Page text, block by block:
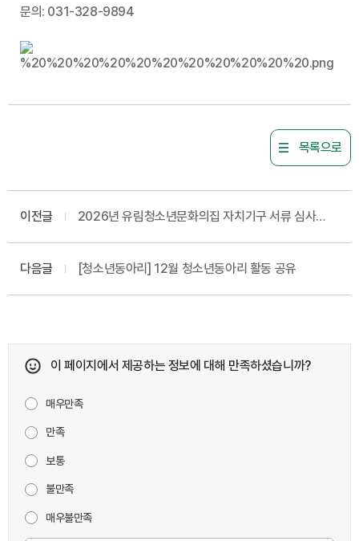
문의: 031-328-9894
목록으로
이전글
2026년 유림청소년문화의집 자치기구 서류 심사
다음글 [청소년동아리] 12월 청소년동아리 활동 공유
이 페이지에서 제공하는 정보에 대해 만족하셨습니까?
매우만족
만족
보통
불만족
매우불만족